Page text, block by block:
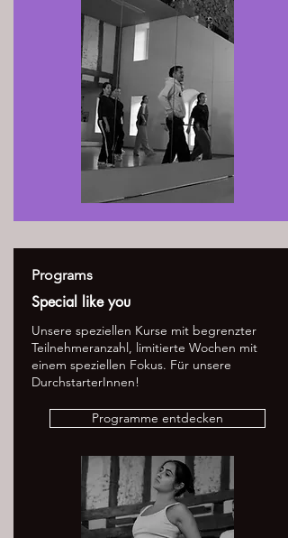
Programs
Special like you
Unsere speziellen Kurse mit begrenzter
Teilnehmeranzahl, limitierte Wochen mit
einem speziellen Fokus. Für unsere
DurchstarterInnen!
Programme entdecken